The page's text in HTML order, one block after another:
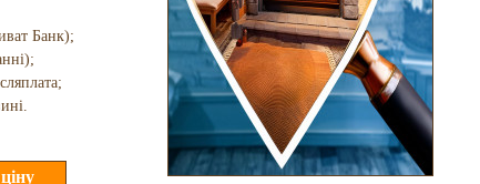
Банк);